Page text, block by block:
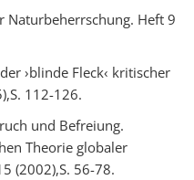
Naturbeherrschung. Heft 9
›blinde Fleck‹ kritischer
112-126.
und Befreiung.
Theorie globaler
(2002),S. 56-78.